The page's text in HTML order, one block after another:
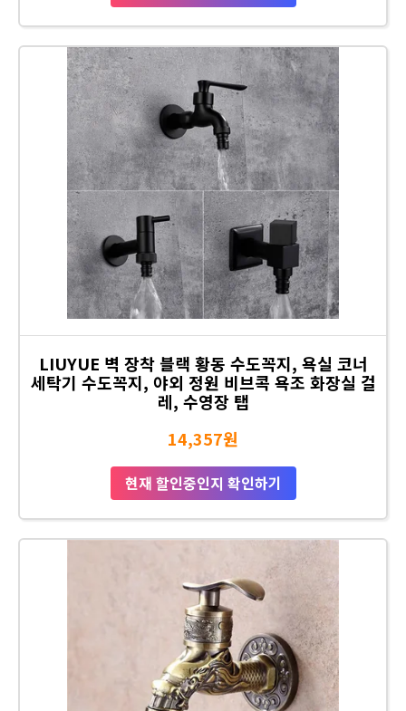
LIUYUE 벽 장착 블랙 황동 수도꼭지, 욕실 코너
세탁기 수도꼭지, 야외 정원 비브콕 욕조 화장실 걸
레, 수영장 탭
14,357원
현재 할인중인지 확인하기